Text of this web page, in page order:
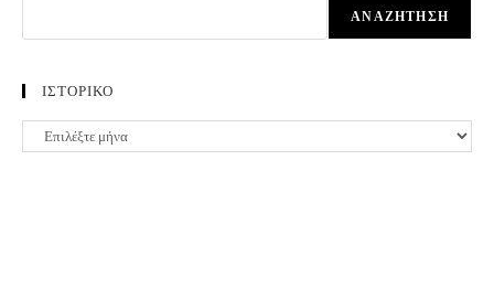
ΑΝΑΖΉΤΗΣΗ
ΙΣΤΟΡΙΚΟ
ΙΣΤΟΡΙΚΟ